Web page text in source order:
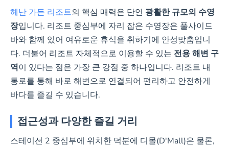
헤난 가든 리조트의 핵심 매력은 단연 광활한 규모의 수영
장입니다. 리조트 중심부에 자리 잡은 수영장은 풀사이드
바와 함께 있어 여유로운 휴식을 취하기에 안성맞춤입니
다. 더불어 리조트 자체적으로 이용할 수 있는 전용 해변 구
역이 있다는 점은 가장 큰 강점 중 하나입니다. 리조트 내
통로를 통해 바로 해변으로 연결되어 편리하고 안전하게
바다를 즐길 수 있습니다.
접근성과 다양한 즐길 거리
스테이션 2 중심부에 위치한 덕분에 디몰(D'Mall)은 물론,